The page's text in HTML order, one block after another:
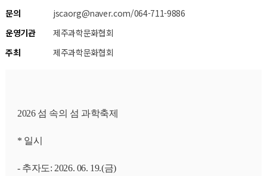
문의
jscaorg@naver.com/064-711-9886
운영기관
제주과학문화협회
주최
제주과학문화협회
2026 섬 속의 섬 과학축제
* 일시
- 추자도: 2026. 06. 19.(금)